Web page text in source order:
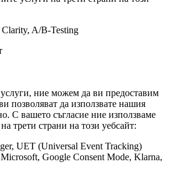
A/B-Testing
ние можем да ви предоставим
позволяват да използвате нашия
С вашето съгласие ние използваме
трети страни на този уебсайт:
UET (Universal Event Tracking)
Google Consent Mode, Klarna,